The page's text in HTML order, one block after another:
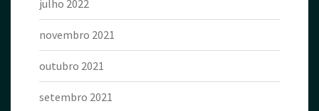
julho 2022
novembro 2021
outubro 2021
setembro 2021